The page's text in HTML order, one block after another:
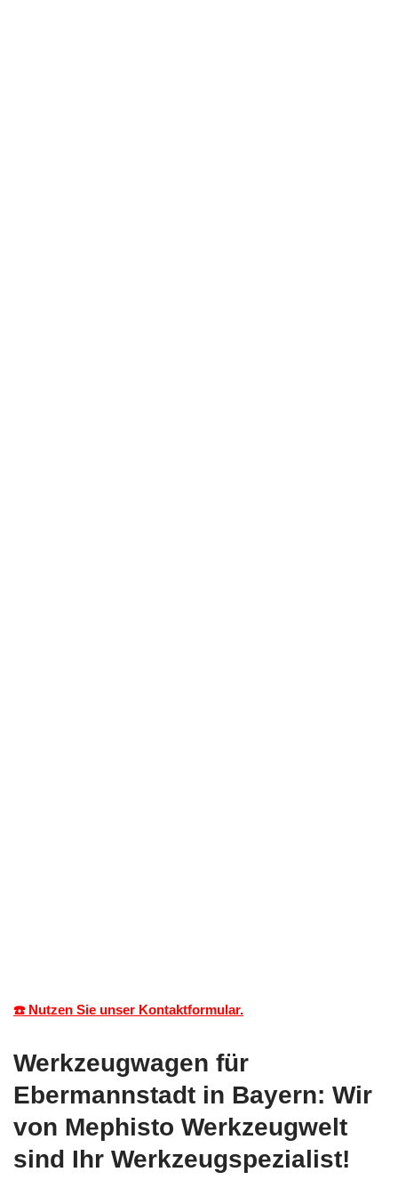
☎️ Nutzen Sie unser Kontaktformular.
Werkzeugwagen für
Ebermannstadt in Bayern: Wir
von Mephisto Werkzeugwelt
sind Ihr Werkzeugspezialist!